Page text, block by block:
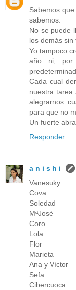
Sabemos
sabemos.
No se puede
los demás sin
Yo tampoco
año ni, por
Cada cual
nuestra tarea
alegrarnos
para que no
Un fuerte
Responder
a n i s h i
Vanesuky
Cova
Soledad
MªJosé
Coro
Lola
Flor
Marieta
Ana y Víctor
Sefa
Cibercuoca